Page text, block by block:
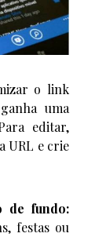
o link
uma
editar,
URL e crie
de fundo:
festas ou